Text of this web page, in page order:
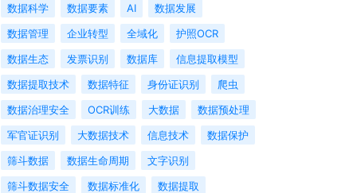
数据科学 数据要素 AI
数据发展
数据管理
企业转型 全域化
护照OCR
数据生态
发票识别 数据库
信息提取模型
数据提取技术
数据特征 身份证识别
爬虫
数据治理安全
OCR训练 大数据
数据预处理
军官证识别
大数据技术 信息技术
数据保护
筛斗数据
数据生命周期
文字识别
筛斗数据安全
数据标准化 数据提取